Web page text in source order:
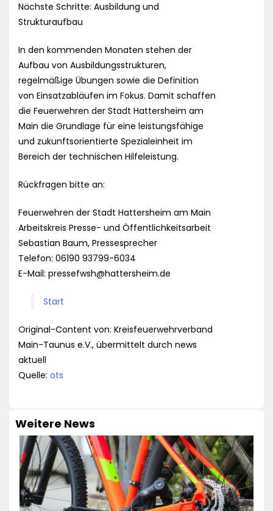
Nächste Schritte: Ausbildung und
Strukturaufbau
In den kommenden Monaten stehen der
Aufbau von Ausbildungsstrukturen,
regelmäßige Übungen sowie die Definition
von Einsatzabläufen im Fokus. Damit schaffen
die Feuerwehren der Stadt Hattersheim am
Main die Grundlage für eine leistungsfähige
und zukunftsorientierte Spezialeinheit im
Bereich der technischen Hilfeleistung.
Rückfragen bitte an:
Feuerwehren der Stadt Hattersheim am Main
Arbeitskreis Presse- und Öffentlichkeitsarbeit
Sebastian Baum, Pressesprecher
Telefon: 06190 93799-6034
E-Mail: pressefwsh@hattersheim.de
Start
Original-Content von: Kreisfeuerwehrverband
Main-Taunus e.V., übermittelt durch news
aktuell
Quelle: ots
Weitere News